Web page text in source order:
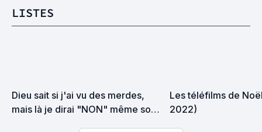
LISTES
Dieu sait si j'ai vu des merdes,
mais là je dirai "NON" même sous
Les téléfilms de
2022)